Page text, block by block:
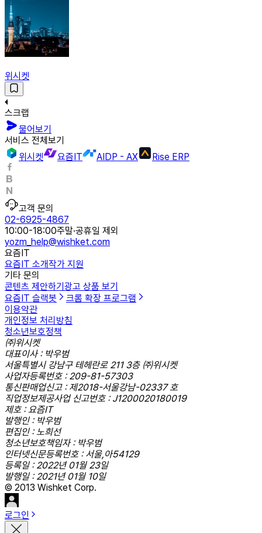
위시켓
스크랩
물어보기
서비스 전체보기
위시켓
요즘IT AIDP - AX Rise ERP
고객 문의
02-6925-4867
10:00-18:00주말·공휴일 제외
yozm_help@wishket.com
요즘IT
요즘IT 소개작가 지원
기타 문의
콘텐츠 제안하기 광고 상품 보기
요즘IT 슬랙봇
크롬 확장 프로그램
이용약관
개인정보 처리방침
청소년보호정책
㈜위시켓
대표이사 : 박우범
서울특별시 강남구 테헤란로 211 3층 ㈜위시켓
사업자등록번호 : 209-81-57303
통신판매업신고 : 제2018-서울강남-02337 호
직업정보제공사업 신고번호 : J1200020180019
제호 : 요즘IT
발행인 : 박우범
편집인 : 노희선
청소년보호책임자 : 박우범
인터넷신문등록번호 : 서울,아54129
등록일 : 2022년 01월 23일
발행일 : 2021년 01월 10일
© 2013 Wishket Corp.
로그인